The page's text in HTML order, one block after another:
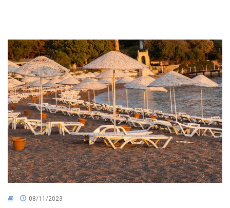
APPUNTAMENTI E NEWS
SPORTELLI
CNA NEL TERRITORIO
AREA RISERVATA
08/11/2023